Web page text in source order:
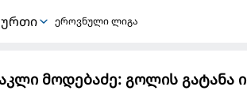
ეროვნული ლიგა
მოდებაძე: გოლის გატანა